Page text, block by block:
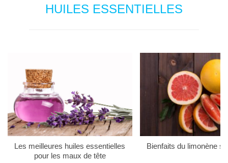
HUILES ESSENTIELLES
Les meilleures huiles essentielles
pour les maux de tête
Bienfaits du limonène